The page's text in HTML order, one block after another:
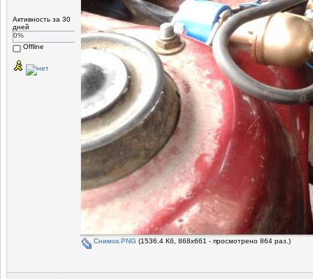
Активность за 30
дней
0%
Offline
Снимок.PNG (1536.4 Кб, 868x661 - просмотрено 864 раз.)